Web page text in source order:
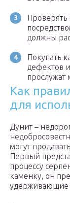
Проверять
должны
Покупать
дефектов
прослужат
Как
для
Дунит –
могут
Первый
процессу
каменку, он
удерживающие